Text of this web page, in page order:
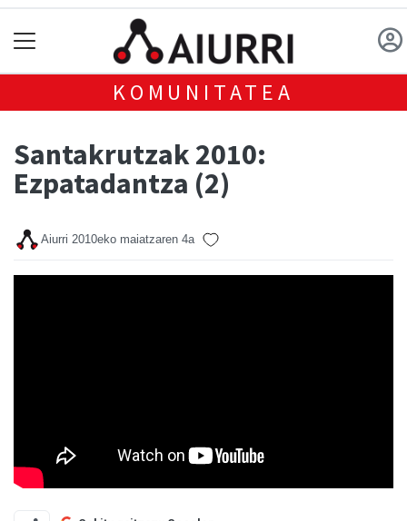
KOMUNITATEA
Santakrutzak 2010:
Ezpatadantza (2)
Aiurri 2010eko maiatzaren 4a